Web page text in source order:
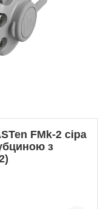
FMk-2 сіра
з